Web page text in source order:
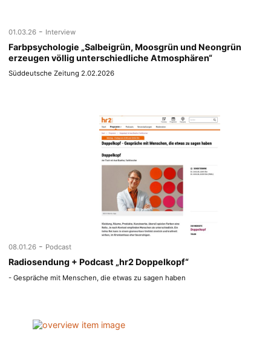
01.03.26 - Interview
Farbpsychologie „Salbeigrün, Moosgrün und Neongrün
erzeugen völlig unterschiedliche Atmosphären“
Süddeutsche Zeitung 2.02.2026
08.01.26 - Podcast
Radiosendung + Podcast „hr2 Doppelkopf“
- Gespräche mit Menschen, die etwas zu sagen haben